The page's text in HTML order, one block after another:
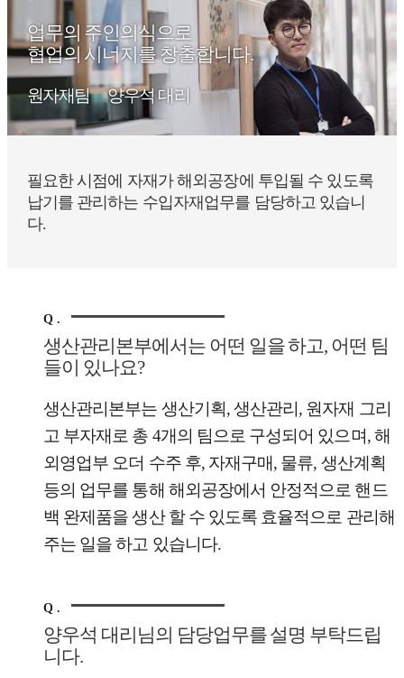
업무의 주인의식으로
협업의 시너지를 창출합니다.
원자재팀 양우석 대리
필요한 시점에 자재가 해외공장에 투입될 수 있도록
납기를 관리하는 수입자재업무를 담당하고 있습니
다.
Q .
생산관리본부에서는 어떤 일을 하고, 어떤 팀
들이 있나요?
생산관리본부는 생산기획, 생산관리, 원자재 그리
고 부자재로 총 4개의 팀으로 구성되어 있으며, 해
외영업부 오더 수주 후, 자재구매, 물류, 생산계획
등의 업무를 통해 해외공장에서 안정적으로 핸드
백 완제품을 생산 할 수 있도록 효율적으로 관리해
주는 일을 하고 있습니다.
Q .
양우석 대리님의 담당업무를 설명 부탁드립
니다.